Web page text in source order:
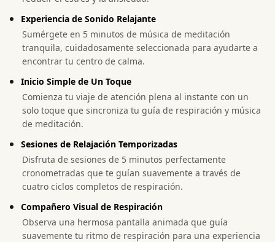
Experiencia de Sonido Relajante
Sumérgete en 5 minutos de música de meditación
tranquila, cuidadosamente seleccionada para ayudarte a
encontrar tu centro de calma.
Inicio Simple de Un Toque
Comienza tu viaje de atención plena al instante con un
solo toque que sincroniza tu guía de respiración y música
de meditación.
Sesiones de Relajación Temporizadas
Disfruta de sesiones de 5 minutos perfectamente
cronometradas que te guían suavemente a través de
cuatro ciclos completos de respiración.
Compañero Visual de Respiración
Observa una hermosa pantalla animada que guía
suavemente tu ritmo de respiración para una experiencia